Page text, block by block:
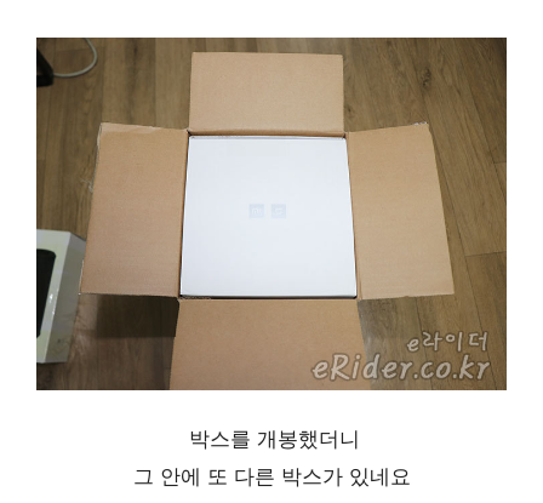
박스를 개봉했더니
그 안에 또 다른 박스가 있네요